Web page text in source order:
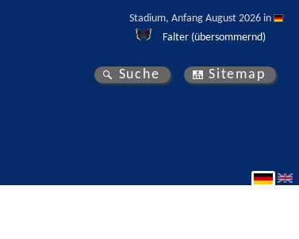
Stadium, Anfang August 2026 in
Falter (übersommernd)
Suche Sitemap